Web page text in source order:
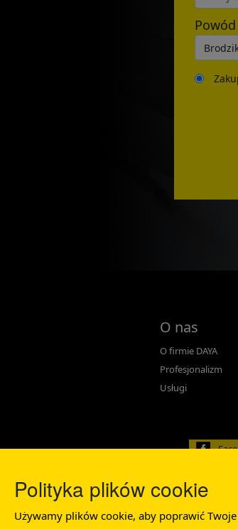
O nas
O firmie DAYA
Profesjonalizm
Usługi
Polityka plików cookie
Używamy plików cookie, aby poprawić